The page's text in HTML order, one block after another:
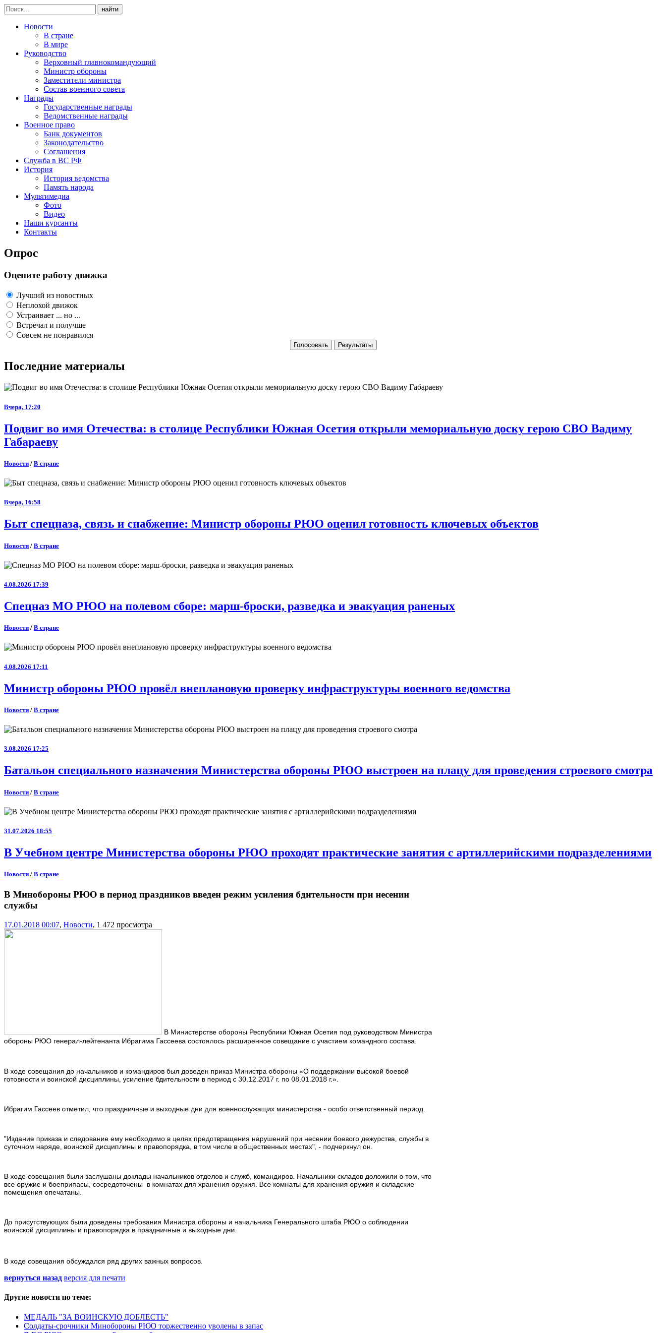
найти
Новости
В стране
В мире
Руководство
Верховный главнокомандующий
Министр обороны
Заместители министра
Состав военного совета
Награды
Государственные награды
Ведомственные награды
Военное право
Банк документов
Законодательство
Соглашения
Служба в ВС РФ
История
История ведомства
Память народа
Мультимедиа
Фото
Видео
Наши курсанты
Контакты
Опрос
Оцените работу движка
Лучший из новостных
Неплохой движок
Устраивает ... но ...
Встречал и получше
Совсем не понравился
Голосовать Результаты
Последние материалы
Вчера, 17:20
Подвиг во имя Отечества: в столице Республики Южная Осетия открыли мемориальную доску герою СВО Вадиму
Габараеву
Новости / В стране
Вчера, 16:58
Быт спецназа, связь и снабжение: Министр обороны РЮО оценил готовность ключевых объектов
Новости / В стране
4.08.2026 17:39
Спецназ МО РЮО на полевом сборе: марш‑броски, разведка и эвакуация раненых
Новости / В стране
4.08.2026 17:11
Министр обороны РЮО провёл внеплановую проверку инфраструктуры военного ведомства
Новости / В стране
3.08.2026 17:25
Батальон специального назначения Министерства обороны РЮО выстроен на плацу для проведения строевого смотра
Новости / В стране
31.07.2026 18:55
В Учебном центре Министерства обороны РЮО проходят практические занятия с артиллерийскими подразделениями
Новости / В стране
В Минобороны РЮО в период праздников введен режим усиления бдительности при несении
службы
17.01.2018 00:07, Новости, 1 472 просмотра
В Министерстве обороны Республики Южная Осетия под руководством Министра
обороны РЮО генерал-лейтенанта Ибрагима Гассеева состоялось расширенное совещание с участием командного состава.
В ходе совещания до начальников и командиров был доведен приказ Министра обороны «О поддержании высокой боевой
готовности и воинской дисциплины, усиление бдительности в период с 30.12.2017 г. по 08.01.2018 г.».
Ибрагим Гассеев отметил, что праздничные и выходные дни для военнослужащих министерства - особо ответственный период.
"Издание приказа и следование ему необходимо в целях предотвращения нарушений при несении боевого дежурства, службы в
суточном наряде, воинской дисциплины и правопорядка, в том числе в общественных местах", - подчеркнул он.
В ходе совещания были заслушаны доклады начальников отделов и служб, командиров. Начальники складов доложили о том, что
все оружие и боеприпасы, сосредоточены в комнатах для хранения оружия. Все комнаты для хранения оружия и складские
помещения опечатаны.
До присутствующих были доведены требования Министра обороны и начальника Генерального штаба РЮО о соблюдении
воинской дисциплины и правопорядка в праздничные и выходные дни.
В ходе совещания обсуждался ряд других важных вопросов.
вернуться назад версия для печати
Другие новости по теме:
МЕДАЛЬ "ЗА ВОИНСКУЮ ДОБЛЕСТЬ"
Солдаты-срочники Минобороны РЮО торжественно уволены в запас